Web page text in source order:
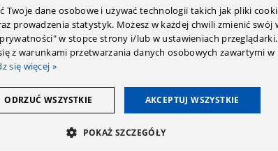
OPINIE (0)PRZECZYTAJ PRZED
Twoje dane osobowe i używać technologii takich jak pliki
prowadzenia statystyk. Możesz w każdej chwili zmienić swój
w stopce strony i/lub w ustawieniach
z warunkami przetwarzania danych osobowych zawartymi
się więcej »
AKCEPTUJ WSZYSTKIE
ODRZUĆ WSZYSTKIE
POKAŻ SZCZEGÓŁY